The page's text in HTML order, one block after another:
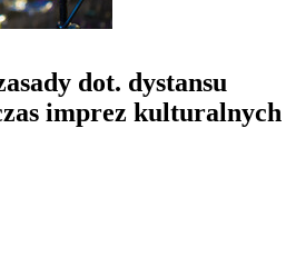
dot. dystansu
imprez kulturalnych